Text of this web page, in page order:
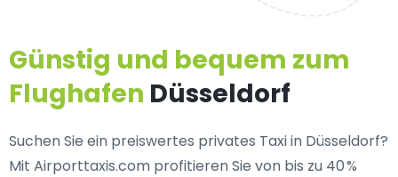
Günstig und bequem zum
Flughafen Düsseldorf
Suchen Sie ein preiswertes privates Taxi in Düsseldorf?
Mit Airporttaxis.com profitieren Sie von bis zu 40 %